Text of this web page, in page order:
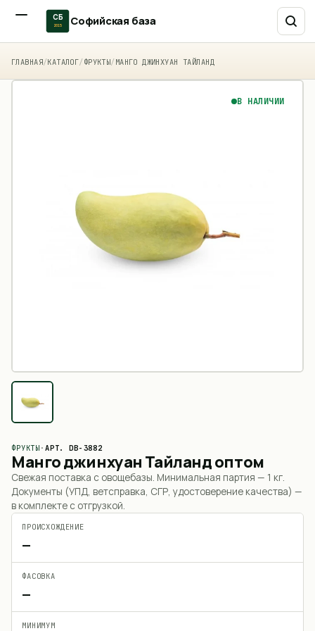
СБ
2015 Софийская база
ГЛАВНАЯ/КАТАЛОГ/ ФРУКТЫ/ МАНГО ДЖИНХУАН ТАЙЛАНД
В НАЛИЧИИ
ФРУКТЫ · АРТ.DB-3882
Манго джинхуан Тайланд оптом
Свежая поставка с овощебазы. Минимальная партия — 1 кг.
Документы (УПД, ветсправка, СГР, удостоверение качества) —
в комплекте с отгрузкой.
ПРОИСХОЖДЕНИЕ
—
ФАСОВКА
—
МИНИМУМ